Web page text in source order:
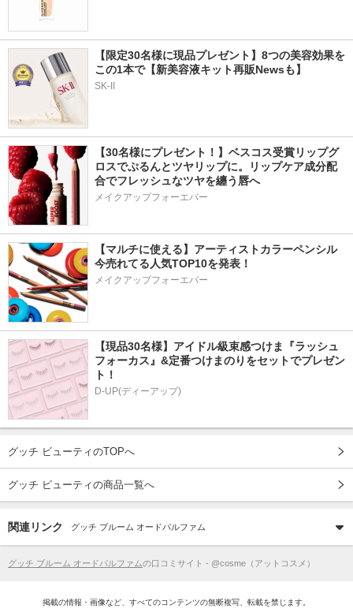
【限定30名様に現品プレゼント】8つの美容効果を
この1本で【新美容液キット再販Newsも】
SK-II
【30名様にプレゼント！】ベスコス受賞リップグ
ロスでぷるんとツヤリップに。リップケア成分配
合でフレッシュなツヤを纏う唇へ
メイクアップフォーエバー
【マルチに使える】アーティストカラーペンシル
今売れてる人気TOP10を発表！
メイクアップフォーエバー
【現品30名様】アイドル級束感つけま『ラッシュ
フォーカス』&定番つけまのりをセットでプレゼン
ト！
D-UP(ディーアップ)
グッチ ビューティのTOPへ
グッチ ビューティの商品一覧へ
関連リンク グッチ ブルーム オードパルファム
グッチ ブルーム オードパルファムの口コミサイト - @cosme（アットコスメ）
掲載の情報・画像など、すべてのコンテンツの無断複写、転載を禁じます。